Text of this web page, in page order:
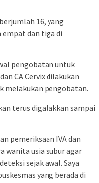
16, yang
empat dan tiga di
pengobatan untuk
CA Cervix dilakukan
melakukan pengobatan.
terus digalakkan sampai
pemeriksaan IVA dan
wanita usia subur agar
sejak awal. Saya
yang berada di